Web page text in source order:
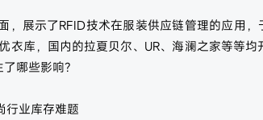
，展示了RFID技术在服装供应链管理的应用
衣库，国内的拉夏贝尔、UR、海澜之家等等均
哪些影响？
行业库存难题